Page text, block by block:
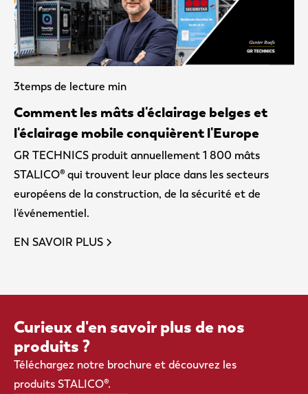
3temps de lecture min
Comment les mâts d'éclairage belges et
l'éclairage mobile conquièrent l'Europe
GR TECHNICS produit annuellement 1 800 mâts
STALICO® qui trouvent leur place dans les secteurs
européens de la construction, de la sécurité et de
l'événementiel.
EN SAVOIR PLUS
Curieux d'en savoir plus de nos
produits ?
Téléchargez notre brochure et découvrez les
produits STALICO®.